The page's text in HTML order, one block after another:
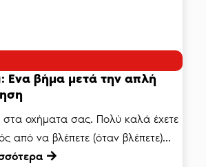
Ενα βήμα μετά την απλή
στα οχήματα σας. Πολύ καλά έχετε
από να βλέπετε (όταν βλέπετε)...